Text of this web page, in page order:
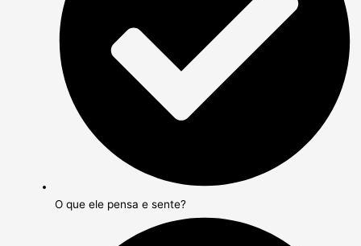
O que ele pensa e sente?